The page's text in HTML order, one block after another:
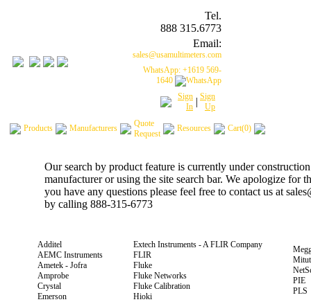
Tel.
888 315.6773
Email:
sales@usamultimeters.com
WhatsApp: +1619 569-
1640
Sign
In | Sign
Up
Products Manufacturers
Quote
Request
Resources Cart(0)
Our search by product feature is currently under
manufacturer or using the site search bar. We apologize for
you have any questions please feel free to contact us at
by calling 888-315-6773
Additel
AEMC Instruments
Ametek - Jofra
Amprobe
Crystal
Emerson
Extech Instruments - A FLIR Company
FLIR
Fluke
Fluke Networks
Fluke Calibration
Hioki
PIE
PLS